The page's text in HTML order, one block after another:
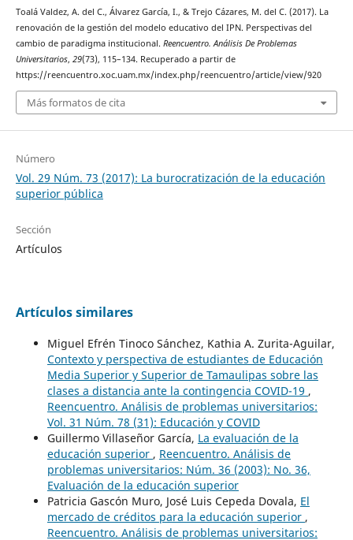
Toalá Valdez, A. del C., Álvarez García, I., & Trejo Cázares, M. del C. (2017). La
renovación de la gestión del modelo educativo del IPN. Perspectivas del
cambio de paradigma institucional. Reencuentro. Análisis De Problemas
Universitarios, 29(73), 115–134. Recuperado a partir de
https://reencuentro.xoc.uam.mx/index.php/reencuentro/article/view/920
Más formatos de cita
Número
Vol. 29 Núm. 73 (2017): La burocratización de la educación
superior pública
Sección
Artículos
Artículos similares
Miguel Efrén Tinoco Sánchez, Kathia A. Zurita-Aguilar,
Contexto y perspectiva de estudiantes de Educación
Media Superior y Superior de Tamaulipas sobre las
clases a distancia ante la contingencia COVID-19 ,
Reencuentro. Análisis de problemas universitarios:
Vol. 31 Núm. 78 (31): Educación y COVID
Guillermo Villaseñor García, La evaluación de la
educación superior , Reencuentro. Análisis de
problemas universitarios: Núm. 36 (2003): No. 36,
Evaluación de la educación superior
Patricia Gascón Muro, José Luis Cepeda Dovala, El
mercado de créditos para la educación superior ,
Reencuentro. Análisis de problemas universitarios: